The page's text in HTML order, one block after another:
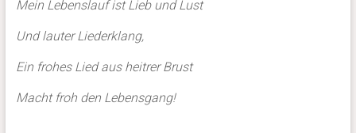
Mein Lebenslauf ist Lieb und Lust
Und lauter Liederklang,
Ein frohes Lied aus heitrer Brust
Macht froh den Lebensgang!